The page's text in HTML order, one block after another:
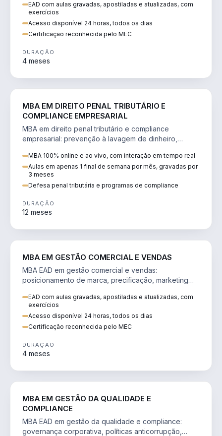
EAD com aulas gravadas, apostiladas e atualizadas, com
exercícios
Acesso disponível 24 horas, todos os dias
Certificação reconhecida pelo MEC
DURAÇÃO
4 meses
MBA EM DIREITO PENAL TRIBUTÁRIO E
COMPLIANCE EMPRESARIAL
MBA em direito penal tributário e compliance
empresarial: prevenção à lavagem de dinheiro,
MBA 100% online e ao vivo, com interação em tempo real
Aulas em apenas 1 final de semana por mês, gravadas por
3 meses
Defesa penal tributária e programas de compliance
DURAÇÃO
12 meses
MBA EM GESTÃO COMERCIAL E VENDAS
MBA EAD em gestão comercial e vendas:
posicionamento de marca, precificação, marketing
EAD com aulas gravadas, apostiladas e atualizadas, com
exercícios
Acesso disponível 24 horas, todos os dias
Certificação reconhecida pelo MEC
DURAÇÃO
4 meses
MBA EM GESTÃO DA QUALIDADE E
COMPLIANCE
MBA EAD em gestão da qualidade e compliance:
governança corporativa, políticas anticorrupção,